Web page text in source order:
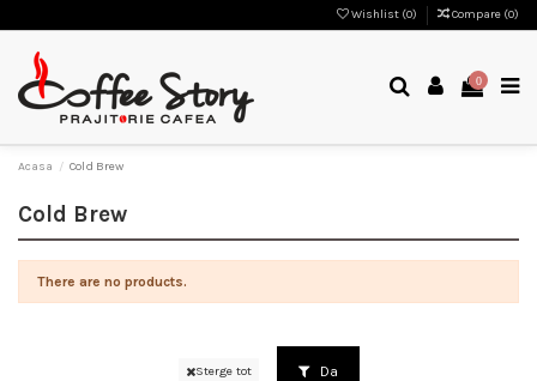
Wishlist (0) Compare (0)
0
Acasa Cold Brew
Cold Brew
There are no products.
Sterge tot Da